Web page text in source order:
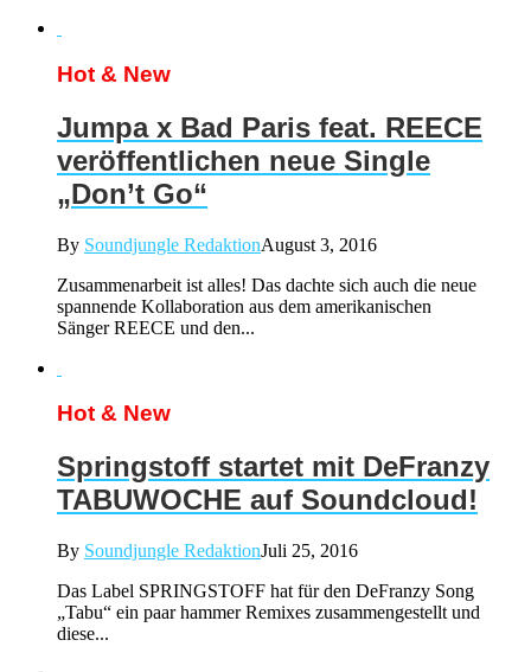
Hot & New
Jumpa x Bad Paris feat. REECE
veröffentlichen neue Single
„Don’t Go“
By Soundjungle RedaktionAugust 3, 2016
Zusammenarbeit ist alles! Das dachte sich auch die neue
spannende Kollaboration aus dem amerikanischen
Sänger REECE und den...
Hot & New
Springstoff startet mit DeFranzy
TABUWOCHE auf Soundcloud!
By Soundjungle RedaktionJuli 25, 2016
Das Label SPRINGSTOFF hat für den DeFranzy Song
„Tabu“ ein paar hammer Remixes zusammengestellt und
diese...